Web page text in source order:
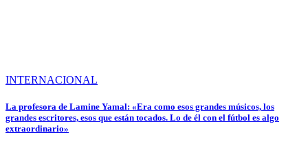
INTERNACIONAL
La profesora de Lamine Yamal: «Era como esos grandes músicos, los
grandes escritores, esos que están tocados. Lo de él con el fútbol es algo
extraordinario»